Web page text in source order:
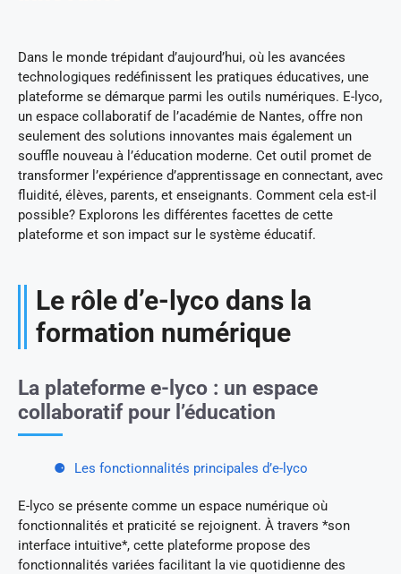
Dans le monde trépidant d’aujourd’hui, où les avancées
technologiques redéfinissent les pratiques éducatives, une
plateforme se démarque parmi les outils numériques. E-lyco,
un espace collaboratif de l’académie de Nantes, offre non
seulement des solutions innovantes mais également un
souffle nouveau à l’éducation moderne. Cet outil promet de
transformer l’expérience d’apprentissage en connectant, avec
fluidité, élèves, parents, et enseignants. Comment cela est-il
possible? Explorons les différentes facettes de cette
plateforme et son impact sur le système éducatif.
Le rôle d’e-lyco dans la
formation numérique
La plateforme e-lyco : un espace
collaboratif pour l’éducation
Les fonctionnalités principales d’e-lyco
E-lyco se présente comme un espace numérique où
fonctionnalités et praticité se rejoignent. À travers *son
interface intuitive*, cette plateforme propose des
fonctionnalités variées facilitant la vie quotidienne des